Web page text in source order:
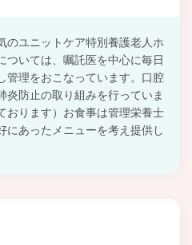
のユニットケア特別養護老人ホ
ついては、嘱託医を中心に毎日
管理をおこなっています。口腔
炎防止の取り組みを行っていま
おります）お食事は管理栄養士
にあったメニューを考え提供し